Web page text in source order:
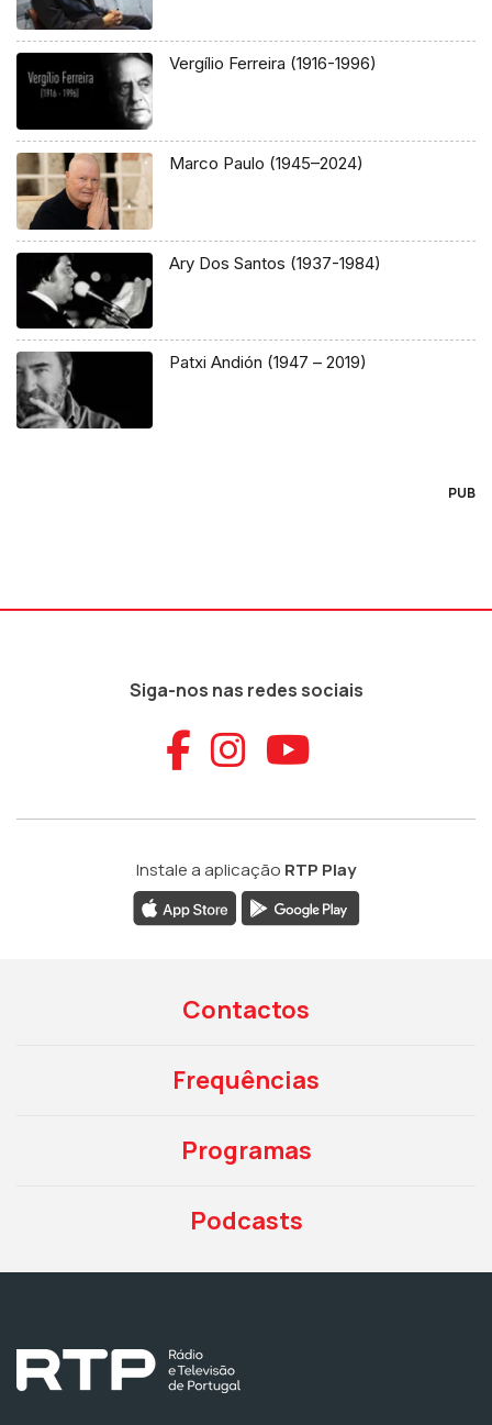
Vergílio Ferreira (1916-1996)
Marco Paulo (1945–2024)
Ary Dos Santos (1937-1984)
Patxi Andión (1947 – 2019)
PUB
Siga-nos nas redes sociais
Aceder ao
Aceder ao
Aceder
Instale a aplicação RTP Play
Contactos
Frequências
Programas
Podcasts